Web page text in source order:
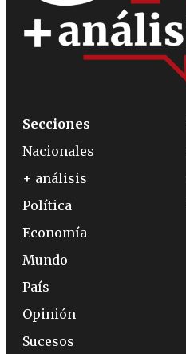
Secciones
Nacionales
+ análisis
Política
Economía
Mundo
País
Opinión
Sucesos